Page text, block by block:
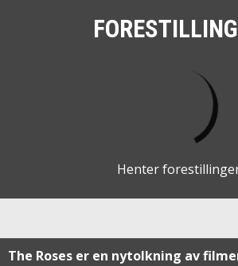
Henter
The Roses er en nytolkning av